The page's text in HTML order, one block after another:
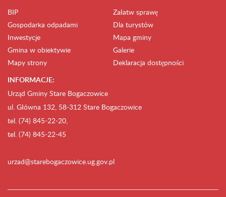
BIP
Załatw sprawę
Gospodarka odpadami
Dla turystów
Inwestycje
Mapa gminy
Gmina w obiektywie
Galerie
Mapy strony
Deklaracja dostępności
INFORMACJE:
Urząd Gminy Stare Bogaczowice
ul. Główna 132, 58-312 Stare Bogaczowice
tel. (74) 845-22-20,
tel. (74) 845-22-45
urzad@starebogaczowice.ug.gov.pl